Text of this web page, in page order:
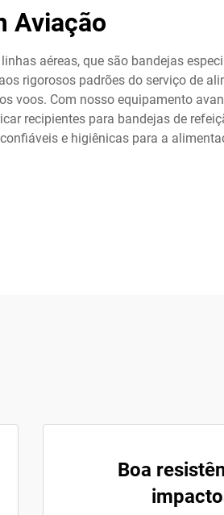
Aviação
aéreas, que são bandejas
rigorosos padrões do serviço de
voos. Com nosso equipamento
recipientes para bandejas de
e higiênicas para a
Boa